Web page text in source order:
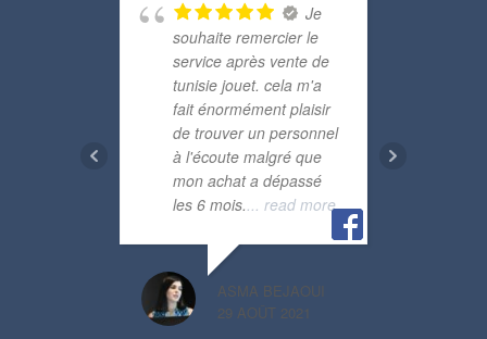
Je
souhaite remercier le
service après vente de
tunisie jouet. cela m'a
fait énormément plaisir
de trouver un personnel
à l'écoute malgré que
mon achat a dépassé
les 6 mois.... read more
ASMA BEJAOUI
29 AOÛT 2021